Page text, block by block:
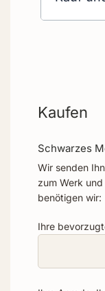
Kaufen
Schwarzes
Wir senden
zum Werk
benötigen wir:
Ihre